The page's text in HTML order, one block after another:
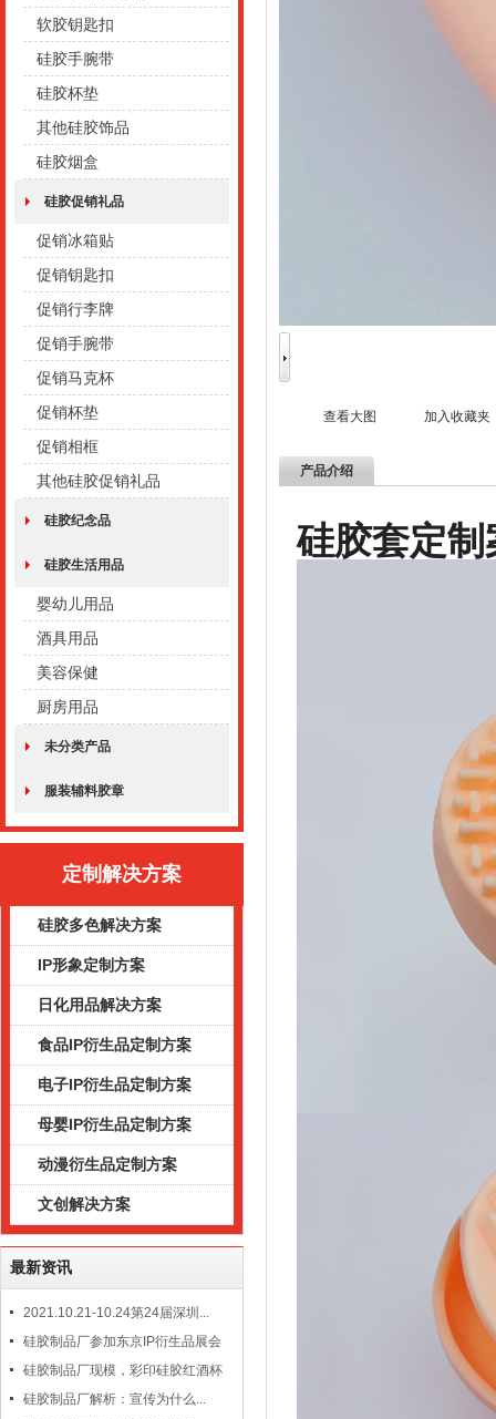
软胶钥匙扣
硅胶手腕带
硅胶杯垫
其他硅胶饰品
硅胶烟盒
硅胶促销礼品
促销冰箱贴
促销钥匙扣
促销行李牌
促销手腕带
促销马克杯
促销杯垫
促销相框
其他硅胶促销礼品
硅胶纪念品
硅胶生活用品
婴幼儿用品
酒具用品
美容保健
厨房用品
未分类产品
服装辅料胶章
定制解决方案
硅胶多色解决方案
IP形象定制方案
日化用品解决方案
食品IP衍生品定制方案
电子IP衍生品定制方案
母婴IP衍生品定制方案
动漫衍生品定制方案
文创解决方案
最新资讯
2021.10.21-10.24第24届深圳...
硅胶制品厂参加东京IP衍生品展会
硅胶制品厂现模，彩印硅胶红酒杯
硅胶制品厂解析：宣传为什么...
查看大图 加入收藏夹
产品介绍
硅胶套定制